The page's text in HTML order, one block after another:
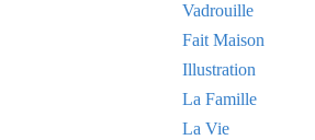
Vadrouille
Fait Maison
Illustration
La Famille
La Vie